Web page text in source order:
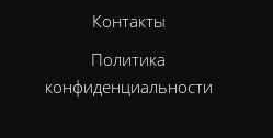
Контакты
Политика
конфиденциальности